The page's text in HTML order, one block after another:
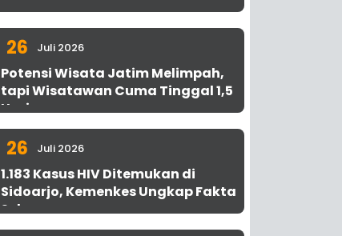
26 Juli 2026
Potensi Wisata Jatim Melimpah,
tapi Wisatawan Cuma Tinggal 1,5
Hari
26 Juli 2026
1.183 Kasus HIV Ditemukan di
Sidoarjo, Kemenkes Ungkap Fakta
Sebenarnya